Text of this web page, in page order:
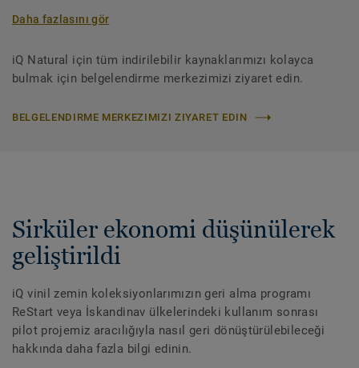
Daha fazlasını gör
iQ Natural için tüm indirilebilir kaynaklarımızı kolayca
bulmak için belgelendirme merkezimizi ziyaret edin.
BELGELENDIRME MERKEZIMIZI ZIYARET EDIN
Sirküler ekonomi düşünülerek
geliştirildi
iQ vinil zemin koleksiyonlarımızın geri alma programı
ReStart veya İskandinav ülkelerindeki kullanım sonrası
pilot projemiz aracılığıyla nasıl geri dönüştürülebileceği
hakkında daha fazla bilgi edinin.